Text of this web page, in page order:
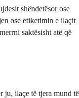
shëndetësor ose
ose etiketimin e ilaçit
saktësisht atë që
ju, ilaçe të tjera mund të